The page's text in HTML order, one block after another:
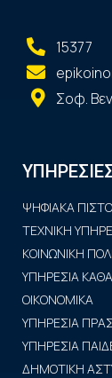
15377
Σοφ.
ΨΗΦΙΑΚΑ
ΤΕΧΝΙΚΗ
ΚΟΙΝΩΝΙΚΗ
ΥΠΗΡΕΣΙΑ
ΟΙΚΟΝΟΜΙΚΑ
ΥΠΗΡΕΣΙΑ
ΥΠΗΡΕΣΙΑ
ΔΗΜΟΤΙΚΗ